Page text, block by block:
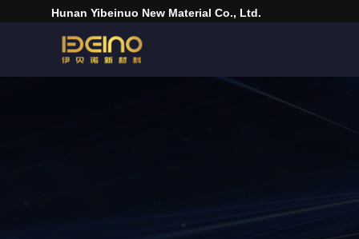
Hunan Yibeinuo New Material Co., Ltd.